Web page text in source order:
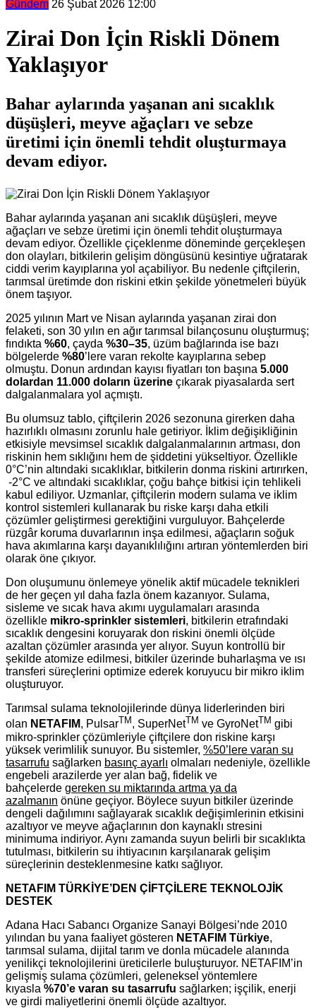
Gündem 26 Şubat 2026 12:00
Zirai Don İçin Riskli Dönem
Yaklaşıyor
Bahar aylarında yaşanan ani sıcaklık
düşüşleri, meyve ağaçları ve sebze
üretimi için önemli tehdit oluşturmaya
devam ediyor.
Bahar aylarında yaşanan ani sıcaklık düşüşleri, meyve
ağaçları ve sebze üretimi için önemli tehdit oluşturmaya
devam ediyor. Özellikle çiçeklenme döneminde gerçekleşen
don olayları, bitkilerin gelişim döngüsünü kesintiye uğratarak
ciddi verim kayıplarına yol açabiliyor. Bu nedenle çiftçilerin,
tarımsal üretimde don riskini etkin şekilde yönetmeleri büyük
önem taşıyor.
2025 yılının Mart ve Nisan aylarında yaşanan zirai don
felaketi, son 30 yılın en ağır tarımsal bilançosunu oluşturmuş;
fındıkta %60, çayda %30–35, üzüm bağlarında ise bazı
bölgelerde %80’lere varan rekolte kayıplarına sebep
olmuştu. Donun ardından kayısı fiyatları ton başına 5.000
dolardan 11.000 doların üzerine çıkarak piyasalarda sert
dalgalanmalara yol açmıştı.
Bu olumsuz tablo, çiftçilerin 2026 sezonuna girerken daha
hazırlıklı olmasını zorunlu hale getiriyor. İklim değişikliğinin
etkisiyle mevsimsel sıcaklık dalgalanmalarının artması, don
riskinin hem sıklığını hem de şiddetini yükseltiyor. Özellikle
0°C’nin altındaki sıcaklıklar, bitkilerin donma riskini artırırken,
-2°C ve altındaki sıcaklıklar, çoğu bahçe bitkisi için tehlikeli
kabul ediliyor. Uzmanlar, çiftçilerin modern sulama ve iklim
kontrol sistemleri kullanarak bu riske karşı daha etkili
çözümler geliştirmesi gerektiğini vurguluyor. Bahçelerde
rüzgâr koruma duvarlarının inşa edilmesi, ağaçların soğuk
hava akımlarına karşı dayanıklılığını artıran yöntemlerden biri
olarak öne çıkıyor.
Don oluşumunu önlemeye yönelik aktif mücadele teknikleri
de her geçen yıl daha fazla önem kazanıyor. Sulama,
sisleme ve sıcak hava akımı uygulamaları arasında
özellikle mikro-sprinkler sistemleri, bitkilerin etrafındaki
sıcaklık dengesini koruyarak don riskini önemli ölçüde
azaltan çözümler arasında yer alıyor. Suyun kontrollü bir
şekilde atomize edilmesi, bitkiler üzerinde buharlaşma ve ısı
transferi süreçlerini optimize ederek koruyucu bir mikro iklim
oluşturuyor.
Tarımsal sulama teknolojilerinde dünya liderlerinden biri
olan NETAFIM, PulsarTM , SuperNetTM ve GyroNetTM gibi
mikro-sprinkler çözümleriyle çiftçilere don riskine karşı
yüksek verimlilik sunuyor. Bu sistemler, %50’lere varan su
tasarrufu sağlarken basınç ayarlı olmaları nedeniyle, özellikle
engebeli arazilerde yer alan bağ, fidelik ve
bahçelerde gereken su miktarında artma ya da
azalmanın önüne geçiyor. Böylece suyun bitkiler üzerinde
dengeli dağılımını sağlayarak sıcaklık değişimlerinin etkisini
azaltıyor ve meyve ağaçlarının don kaynaklı stresini
minimuma indiriyor. Aynı zamanda suyun belirli bir sıcaklıkta
tutulması, bitkilerin su ihtiyacının karşılanarak gelişim
süreçlerinin desteklenmesine katkı sağlıyor.
NETAFIM TÜRKİYE’DEN ÇİFTÇİLERE TEKNOLOJİK
DESTEK
Adana Hacı Sabancı Organize Sanayi Bölgesi’nde 2010
yılından bu yana faaliyet gösteren NETAFIM Türkiye,
tarımsal sulama, dijital tarım ve donla mücadele alanında
yenilikçi teknolojilerini üreticilerle buluşturuyor. NETAFIM’in
gelişmiş sulama çözümleri, geleneksel yöntemlere
kıyasla %70’e varan su tasarrufu sağlarken; işçilik, enerji
ve girdi maliyetlerini önemli ölçüde azaltıyor.